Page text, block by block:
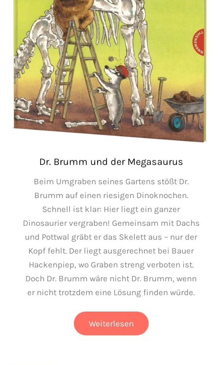
Dr. Brumm und der Megasaurus
Beim Umgraben seines Gartens stößt Dr.
Brumm auf einen riesigen Dinoknochen.
Schnell ist klar: Hier liegt ein ganzer
Dinosaurier vergraben! Gemeinsam mit Dachs
und Pottwal gräbt er das Skelett aus – nur der
Kopf fehlt. Der liegt ausgerechnet bei Bauer
Hackenpiep, wo Graben streng verboten ist.
Doch Dr. Brumm wäre nicht Dr. Brumm, wenn
er nicht trotzdem eine Lösung finden würde.
Dr.
Brumm
Weiterlesen